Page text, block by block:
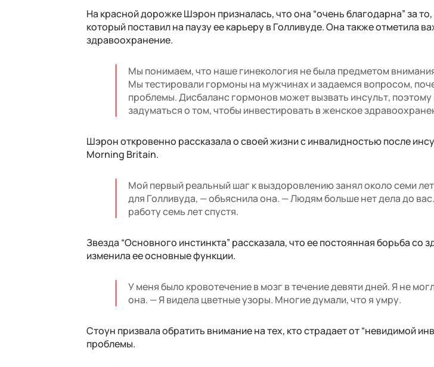
На красной дорожке Шэрон призналась, что она “очень благодарна” за
который поставил на паузу ее карьеру в Голливуде. Она также отметила
здравоохранение.
Мы понимаем, что наше гинекология не была предметом
Мы тестировали гормоны на мужчинах и задаемся вопросом,
проблемы. Дисбаланс гормонов может вызвать инсульт,
задуматься о том, чтобы инвестировать в женское
Шэрон откровенно рассказала о своей жизни с инвалидностью после
Morning Britain.
Мой первый реальный шаг к выздоровлению занял около семи
для Голливуда, — объяснила она. — Людям больше нет дела до
работу семь лет спустя.
Звезда “Основного инстинкта” рассказала, что ее постоянная борьба со
изменила ее основные функции.
У меня было кровотечение в мозг в течение девяти дней. Я не
она. — Я видела цветные узоры. Многие думали, что я умру.
Стоун призвала обратить внимание на тех, кто страдает от “невидимой
проблемы.